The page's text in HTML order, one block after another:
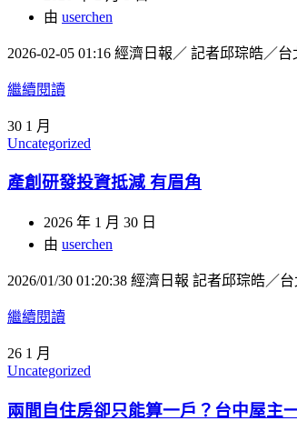
由 userchen
2026-02-05 01:16 經濟日報／ 記者邱琮皓／
繼續閱讀
30 1 月
Uncategorized
產創研發投資抵減 有眉角
2026 年 1 月 30 日
由 userchen
2026/01/30 01:20:38 經濟日報 記者邱琮皓／
繼續閱讀
26 1 月
Uncategorized
兩間自住房卻只能算一戶？台中屋主